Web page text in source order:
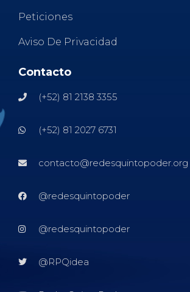
Peticiones
Aviso De Privacidad
Contacto
(+52) 81 2138 3355
(+52) 81 2027 6731
contacto@redesquintopoder.org
@redesquintopoder
@redesquintopoder
@RPQidea